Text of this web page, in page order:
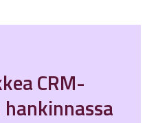
CRM-